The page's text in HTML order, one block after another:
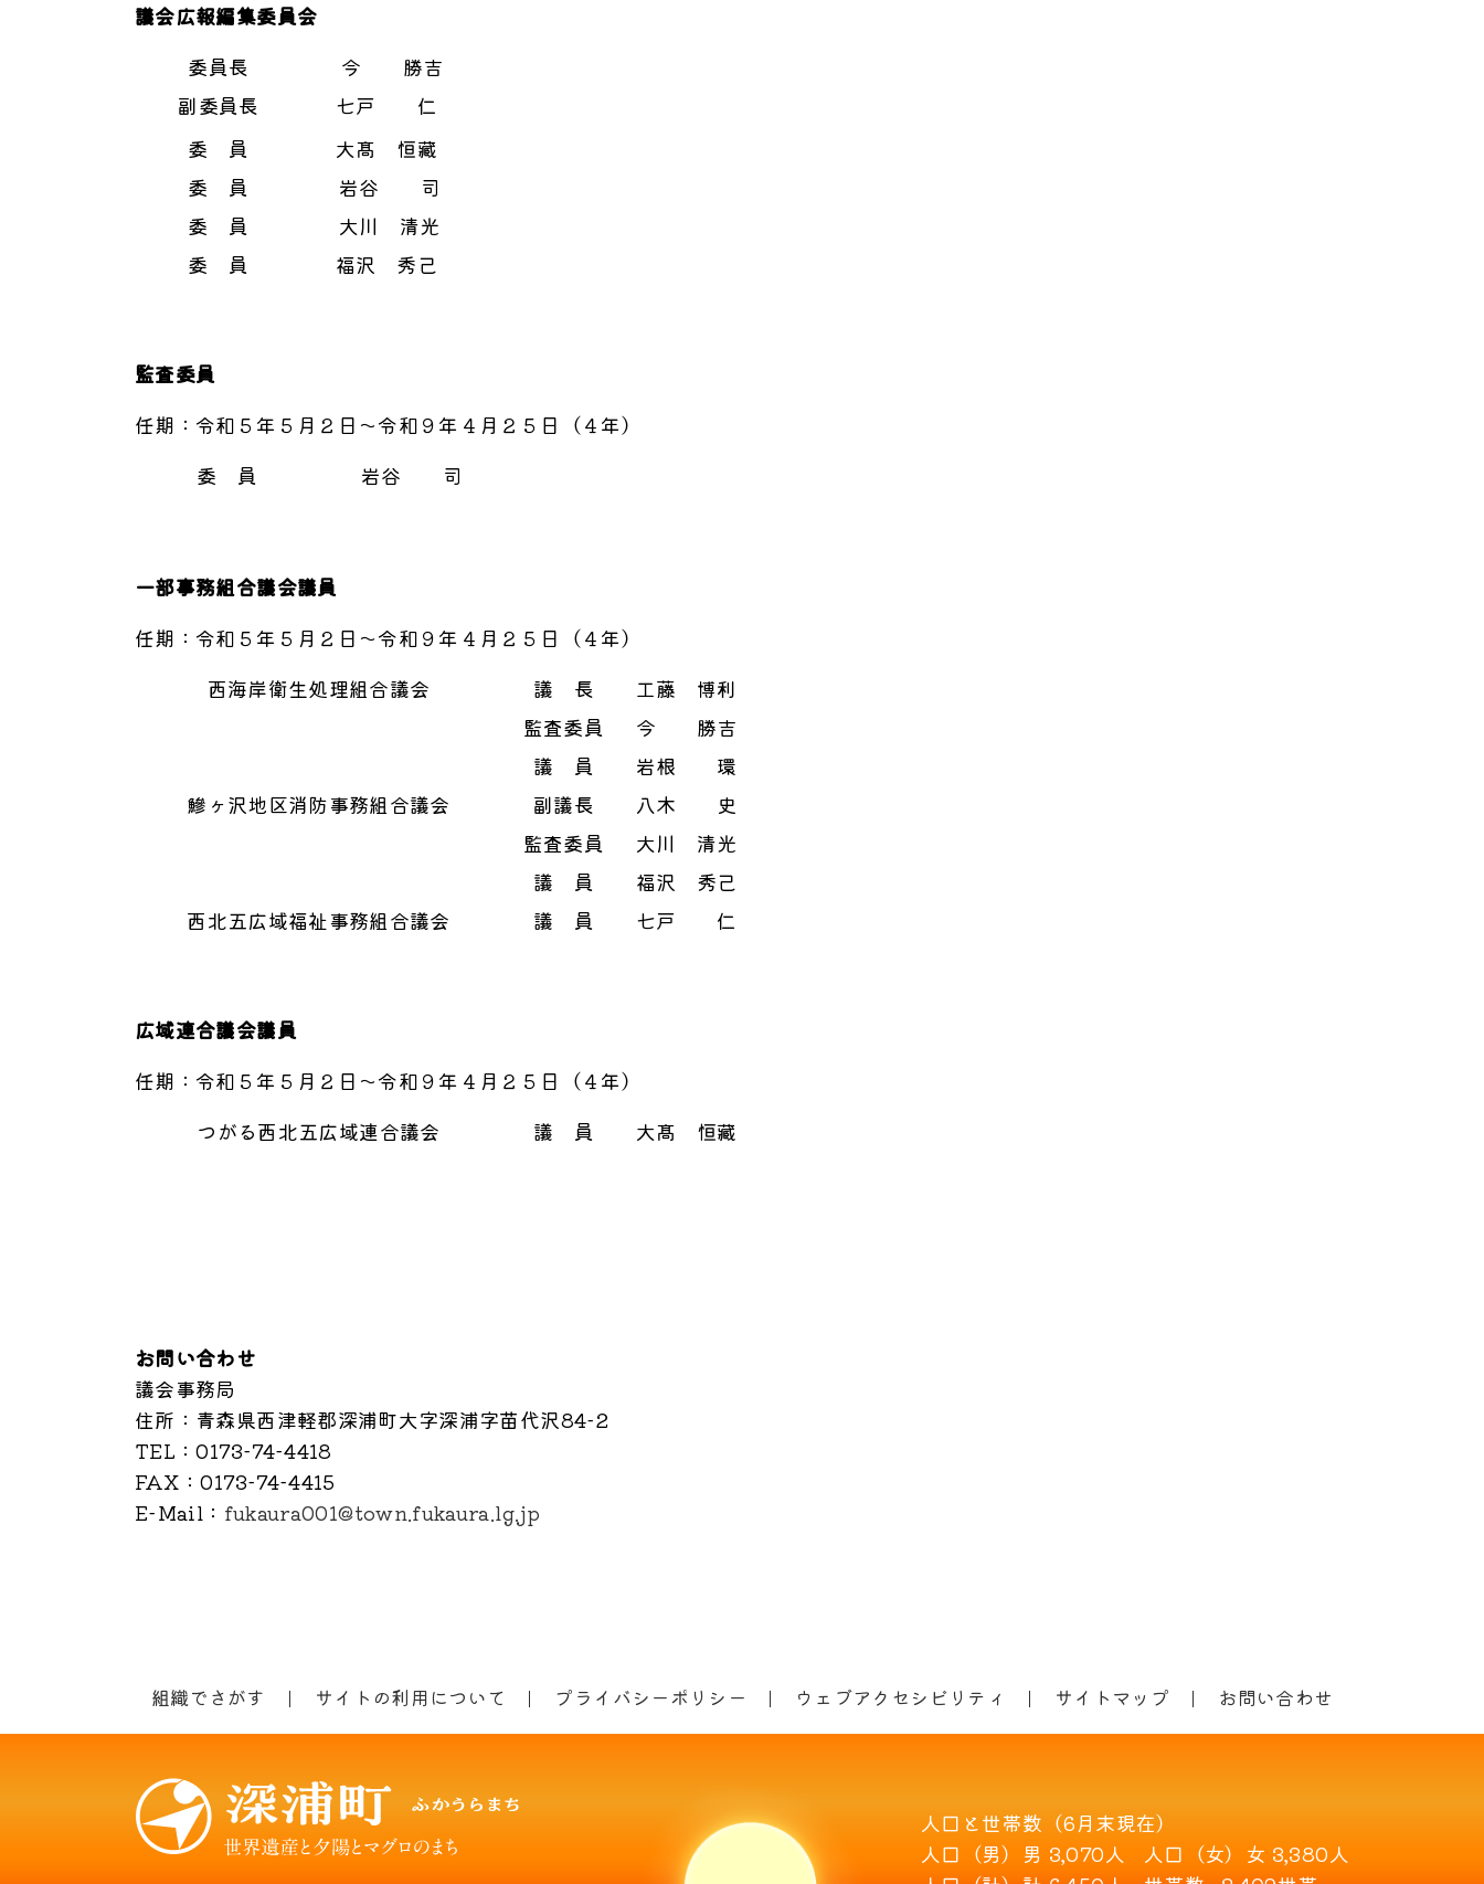
議会広報編集委員会
委員長
今 勝吉
副委員長
七戸 仁
委 員
大髙 恒藏
委 員
岩谷 司
委 員
大川 清光
委 員
福沢 秀己
監査委員
任期：令和５年５月２日～令和９年４月２５日（４年）
委 員
岩谷 司
一部事務組合議会議員
任期：令和５年５月２日～令和９年４月２５日（４年）
西海岸衛生処理組合議会
議 長
工藤 博利
監査委員
今 勝吉
議 員
岩根 環
鰺ヶ沢地区消防事務組合議会
副議長
八木 史
監査委員
大川 清光
議 員
福沢 秀己
西北五広域福祉事務組合議会
議 員 七戸 仁
広域連合議会議員
任期：令和５年５月２日～令和９年４月２５日（４年）
つがる西北五広域連合議会
議 員 大髙 恒藏
お問い合わせ
議会事務局
住所 ：青森県西津軽郡深浦町大字深浦字苗代沢84-2
TEL ：0173-74-4418
FAX ：0173-74-4415
E-Mail ： fukaura001@town.fukaura.lg.jp
組織でさがす サイトの利用について プライバシーポリシー ウェブアクセシビリティ サイトマップ お問い合わせ
人口と世帯数（6月末現在）
人口（男） 男 3,070人 人口（女） 女 3,380人